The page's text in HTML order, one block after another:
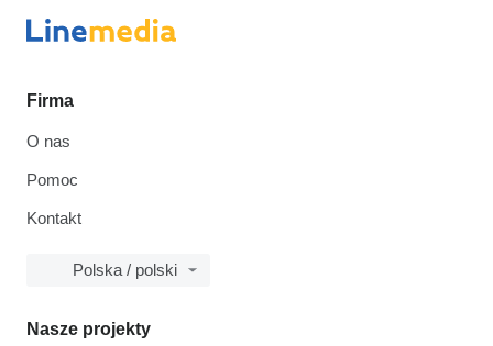
Firma
O nas
Pomoc
Kontakt
Polska / polski
Nasze projekty